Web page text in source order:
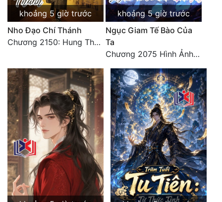
Đồng Nhân
Cẩu Đạo Trường Sinh
Truyện Nam
Truyện Nữ
Vô Địch Lưu
Xây Dựng Thế Lực
Đam Mỹ
Đẹp
khoảng 5 giờ trước
Nho Đạo Chí Thánh
Chương 2150: Hung Thụ Nhựa Cây
khoảng 5 giờ trước
Ngục Giam Tế Bào Của
Ta
Chương 2075 Hình Ảnh Màu Xám